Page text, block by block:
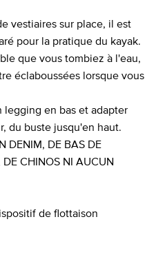
vestiaires sur place, il est
pour la pratique du kayak.
que vous tombiez à l'eau,
éclaboussées lorsque vous
en bas et adapter
du buste jusqu'en haut.
DENIM, DE BAS DE
CHINOS NI AUCUN
de flottaison